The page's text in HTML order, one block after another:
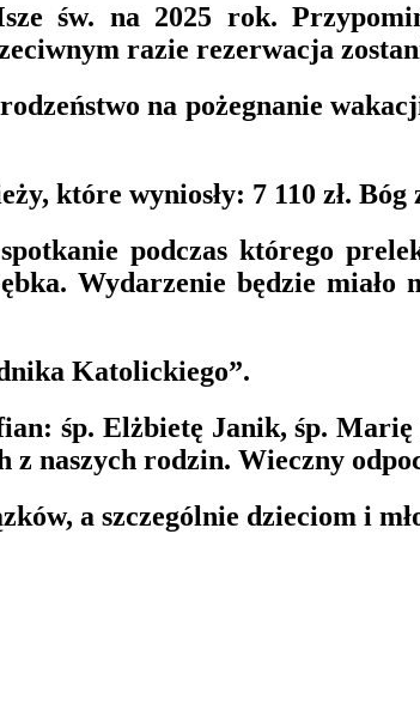
św. na 2025 rok.
razie rezerwacja
na pożegnanie
które wyniosły: 7 110 zł. Bóg
podczas którego
. Wydarzenie będzie miało
Katolickiego”.
śp. Elżbietę Janik, śp.
z naszych rodzin. Wieczny
a szczególnie dzieciom i